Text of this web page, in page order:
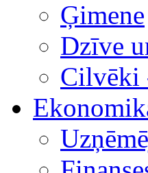
Ģimene
Dzīve
Cilvēki